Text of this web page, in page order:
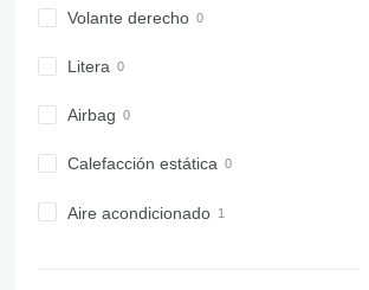
Volante derecho
Litera
Airbag
Calefacción estática
Aire acondicionado